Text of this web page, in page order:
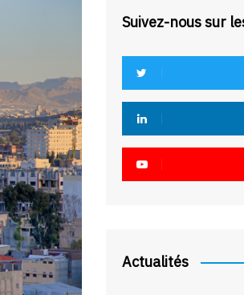
Suivez-nous sur
Actualités